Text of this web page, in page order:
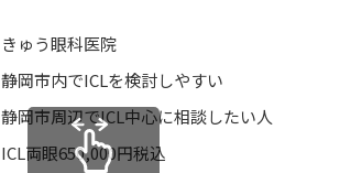
きゅう眼科医院
静岡市内でICLを検討しやすい
静岡市周辺でICL中心に相談したい人
ICL両眼650,000円税込